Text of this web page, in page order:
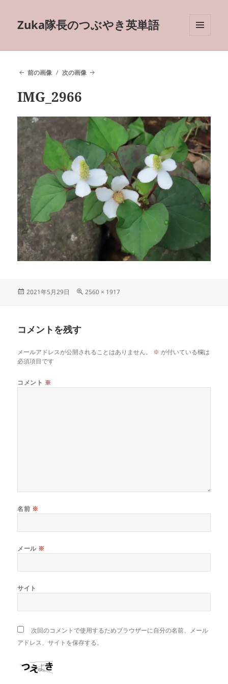
Zuka隊長のつぶやき英単語
ーとウ
前の画像 次の画像
IMG_2966
投
2021年5月29日
フ
2560 × 1917
コメントを残す
メールアドレスが公開されることはありません。 ※ が付いている欄は
必須項目です
コメント ※
名前 ※
メール ※
サイト
次回のコメントで使用するためブラウザーに自分の名前、メール
アドレス、サイトを保存する。